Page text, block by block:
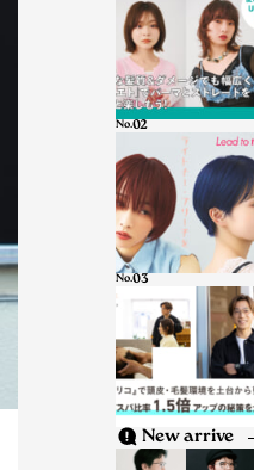
No.
No.
New arrive